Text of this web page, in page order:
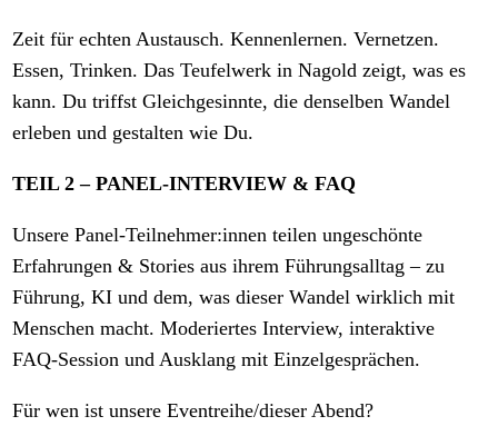
Zeit für echten Austausch. Kennenlernen. Vernetzen.
Essen, Trinken. Das Teufelwerk in Nagold zeigt, was es
kann. Du triffst Gleichgesinnte, die denselben Wandel
erleben und gestalten wie Du.
TEIL 2 – PANEL-INTERVIEW & FAQ
Unsere Panel-Teilnehmer:innen teilen ungeschönte
Erfahrungen & Stories aus ihrem Führungsalltag – zu
Führung, KI und dem, was dieser Wandel wirklich mit
Menschen macht. Moderiertes Interview, interaktive
FAQ-Session und Ausklang mit Einzelgesprächen.
Für wen ist unsere Eventreihe/dieser Abend?